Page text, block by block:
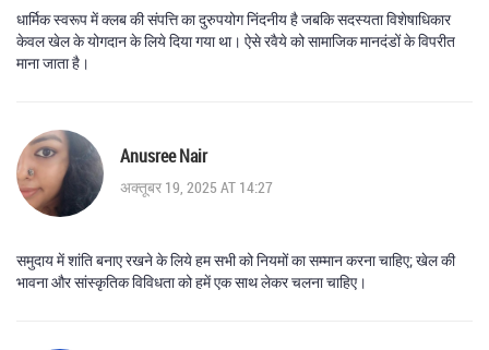
धार्मिक स्वरूप में क्लब की संपत्ति का दुरुपयोग निंदनीय है जबकि सदस्यता विशेषाधिकार
केवल खेल के योगदान के लिये दिया गया था। ऐसे रवैये को सामाजिक मानदंडों के विपरीत
माना जाता है।
Anusree Nair
अक्तूबर 19, 2025 AT 14:27
समुदाय में शांति बनाए रखने के लिये हम सभी को नियमों का सम्मान करना चाहिए; खेल की
भावना और सांस्कृतिक विविधता को हमें एक साथ लेकर चलना चाहिए।